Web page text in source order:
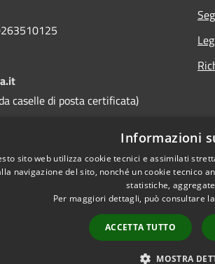
caselle di posta certificata)
Informazioni
sito web utilizza cookie tecnici e assimilati
navigazione del sito, nonché un cookie tecnico
statistiche,
Per maggiori dettagli, può consultare
ACCETTA TUTTO
MOSTRA